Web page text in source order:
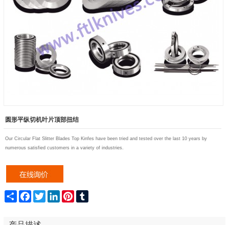
圆形平纵切机叶片顶部扭结
Our Circular Flat Slitter Blades Top Kinfes have been tried and tested over the last 10 years by
numerous satisfied customers in a variety of industries.
Share FacebookTwitter LinkedIn Pinterest